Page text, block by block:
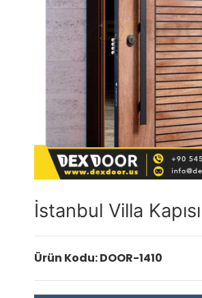
İstanbul Villa Kapısı
Ürün Kodu: DOOR-1410